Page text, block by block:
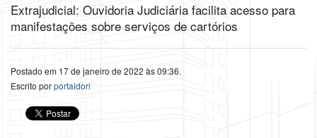
Extrajudicial: Ouvidoria Judiciária facilita acesso para
manifestações sobre serviços de cartórios
Postado em 17 de janeiro de 2022 às 09:36.
Escrito porportaldori